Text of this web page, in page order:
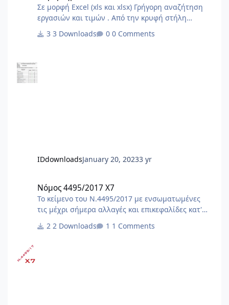
Σε μορφή Excel (xls και xlsx) Γρήγορη αναζήτηση
εργασιών και τιμών . Από την κρυφή στήλη
δήλωσής μας . Στο τέλος από την στήλη φίλτρου
3 Downloads 0 Comments
IDdownloadsJanuary 20, 20233 yr
Νόμος 4495/2017 X7
Το κείμενο του Ν.4495/2017 με ενσωματωμένες
τις μέχρι σήμερα αλλαγές και επικεφαλίδες κατ'
63Α/1.5.2024)[Α1] [Α1]Αλλαγές και προσθήκες με
2 Downloads 1 Comments